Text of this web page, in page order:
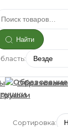
Найти
Сортировка: